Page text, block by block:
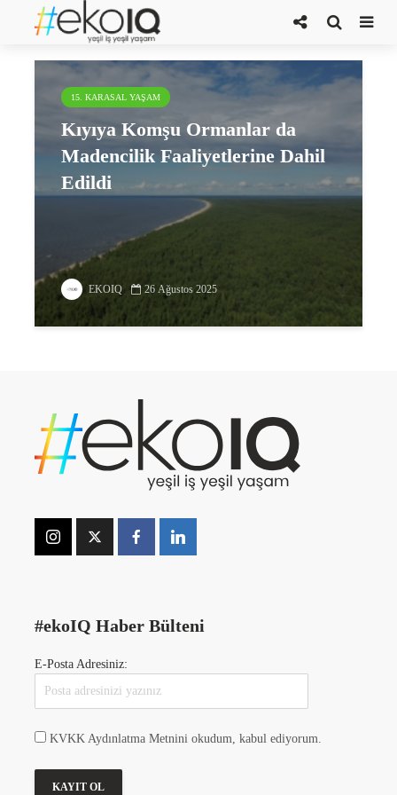
kıyı alanları
15. KARASAL YAŞAM
Kıyıya Komşu Ormanlar da
Madencilik Faaliyetlerine Dahil
Edildi
EKOIQ 26 Ağustos 2025
#ekoIQ Haber Bülteni
E-Posta Adresiniz:
KVKK Aydınlatma Metnini okudum, kabul ediyorum.